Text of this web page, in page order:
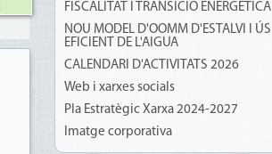
FISCALITAT I TRANSICIÓ ENERGÈTICA
NOU MODEL D'OOMM D'ESTALVI I ÚS
EFICIENT DE L'AIGUA
CALENDARI D'ACTIVITATS 2026
Web i xarxes socials
Pla Estratègic Xarxa 2024-2027
Imatge corporativa